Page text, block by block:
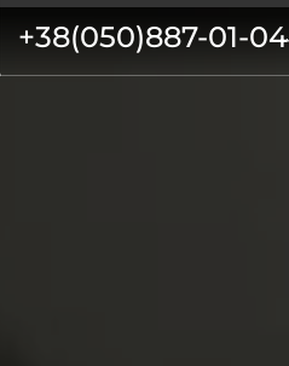
+38(050)887-01-04